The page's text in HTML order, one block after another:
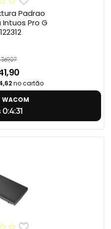
Padrao
Pro G
no cartão
WACOM